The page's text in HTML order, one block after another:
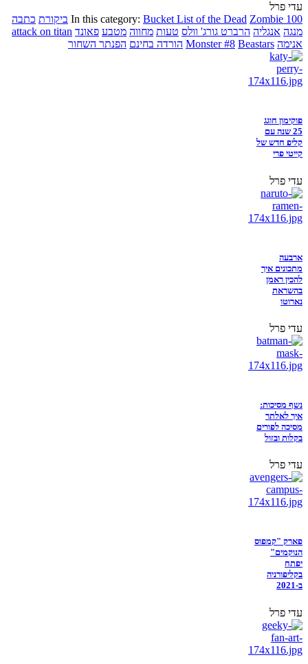
עדי פרל
In this category: Bucket List of the Dead Zombie 100 ביקורת כתבה
מנגה אנגליה הרברט גורג' וולס טעות מחווה מטבע פאונד attack on titan
אנימה
Monster #8 Beastars הורדה בחינם הפנתר השחור
פוקימון חוגג
25 שנה עם
קליפ חדש של
קייטי פרי
עדי פרל
ארבעה
מתכונים איך
להכין ראמן
בהשראת
נארוטו
עדי פרל
נשף מסיכות:
איך לאלתר
מסיכה לפורים
בקלות ובזול
עדי פרל
פארק "קמפוס
הנוקמים"
יפתח
בקליפורניה
ב-2021
עדי פרל